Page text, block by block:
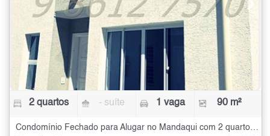
2 quartos - suíte 1 vaga 90 m²